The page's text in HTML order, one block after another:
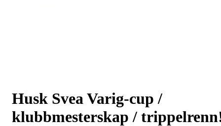
Husk Svea Varig-cup /
klubbmesterskap /